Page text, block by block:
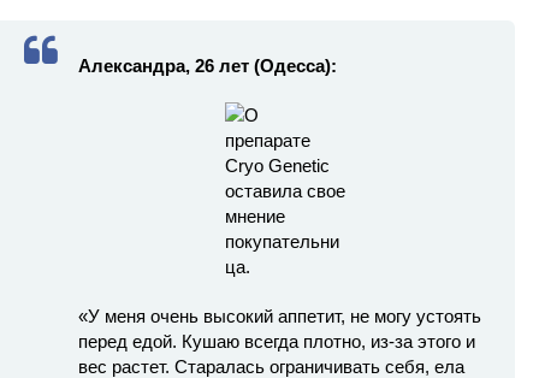
Александра, 26 лет (Одесса):
«У меня очень высокий аппетит, не могу устоять
перед едой. Кушаю всегда плотно, из-за этого и
вес растет. Старалась ограничивать себя, ела